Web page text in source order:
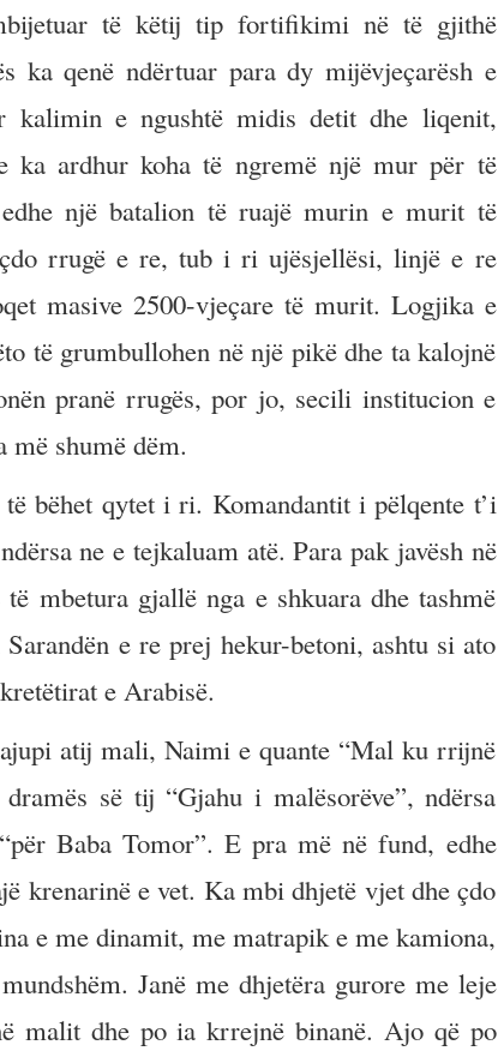
të këtij tip fortifikimi në të gjithë
ka qenë ndërtuar para dy mijëvjeçarësh e
kalimin e ngushtë midis detit dhe liqenit,
ka ardhur koha të ngremë një mur për të
një batalion të ruajë murin e murit të
rrugë e re, tub i ri ujësjellësi, linjë e re
masive 2500-vjeçare të murit. Logjika e
të grumbullohen në një pikë dhe ta kalojnë
pranë rrugës, por jo, secili institucion e
më shumë dëm.
bëhet qytet i ri. Komandantit i pëlqente t’i
ne e tejkaluam atë. Para pak javësh në
mbetura gjallë nga e shkuara dhe tashmë
e re prej hekur-betoni, ashtu si ato
e Arabisë.
atij mali, Naimi e quante “Mal ku rrijnë
së tij “Gjahu i malësorëve”, ndërsa
Baba Tomor”. E pra më në fund, edhe
krenarinë e vet. Ka mbi dhjetë vjet dhe çdo
e me dinamit, me matrapik e me kamiona,
Janë me dhjetëra gurore me leje
malit dhe po ia krrejnë binanë. Ajo që po